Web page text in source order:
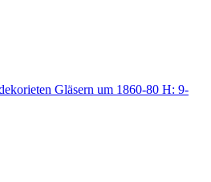
Gläsern um 1860-80 H: 9-